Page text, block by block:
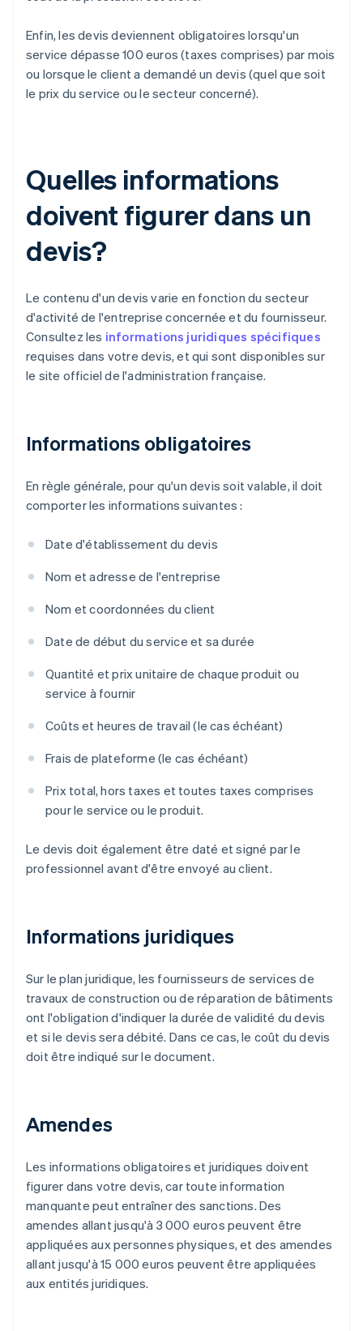
Enfin, les devis deviennent obligatoires lorsqu'un
service dépasse 100 euros (taxes comprises) par mois
ou lorsque le client a demandé un devis (quel que soit
le prix du service ou le secteur concerné).
Quelles informations
doivent figurer dans un
devis?
Le contenu d'un devis varie en fonction du secteur
d'activité de l'entreprise concernée et du fournisseur.
Consultez les informations juridiques spécifiques
requises dans votre devis, et qui sont disponibles sur
le site officiel de l'administration française.
Informations obligatoires
En règle générale, pour qu'un devis soit valable, il doit
comporter les informations suivantes :
Date d'établissement du devis
Nom et adresse de l'entreprise
Nom et coordonnées du client
Date de début du service et sa durée
Quantité et prix unitaire de chaque produit ou
service à fournir
Coûts et heures de travail (le cas échéant)
Frais de plateforme (le cas échéant)
Prix total, hors taxes et toutes taxes comprises
pour le service ou le produit.
Le devis doit également être daté et signé par le
professionnel avant d'être envoyé au client.
Informations juridiques
Sur le plan juridique, les fournisseurs de services de
travaux de construction ou de réparation de bâtiments
ont l'obligation d'indiquer la durée de validité du devis
et si le devis sera débité. Dans ce cas, le coût du devis
doit être indiqué sur le document.
Amendes
Les informations obligatoires et juridiques doivent
figurer dans votre devis, car toute information
manquante peut entraîner des sanctions. Des
amendes allant jusqu'à 3 000 euros peuvent être
appliquées aux personnes physiques, et des amendes
allant jusqu'à 15 000 euros peuvent être appliquées
aux entités juridiques.